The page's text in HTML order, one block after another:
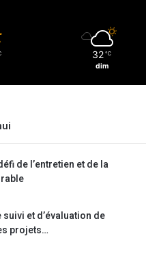
32 ℃
dim
de l’entretien et de la
et d’évaluation de
projets…